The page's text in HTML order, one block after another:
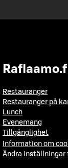
Restauranger
Restauranger på
Lunch
Evenemang
Tillgänglighet
Information om
Ändra inställningar